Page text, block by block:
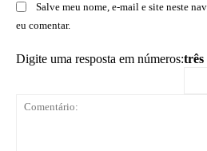
Salve meu nome, e-mail e site neste
eu comentar.
Digite uma resposta em números:três